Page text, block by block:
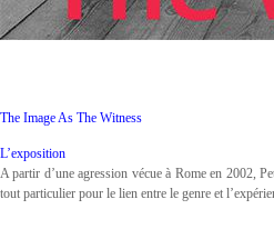
The Image As The Witness
L’exposition
A partir d’une agression vécue à Rome en 2002,
tout particulier pour le lien entre le genre et